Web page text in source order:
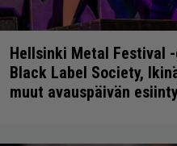
Hellsinki Metal Festival
Black Label Society,
muut avauspäivän